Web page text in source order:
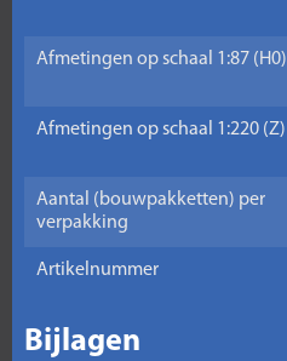
Afmetingen op schaal 1:87 (H0)
Afmetingen op schaal 1:220 (Z)
Aantal (bouwpakketten) per
verpakking
Artikelnummer
Bijlagen